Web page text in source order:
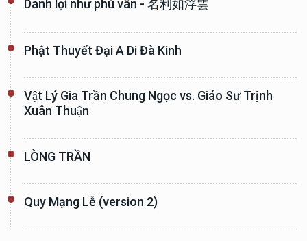
Danh lợi như phù vân - 名利如浮雲
Phật Thuyết Đại A Di Đà Kinh
Vật Lý Gia Trần Chung Ngọc vs. Giáo Sư Trịnh
Xuân Thuận
LÒNG TRẦN
Quy Mạng Lễ (version 2)